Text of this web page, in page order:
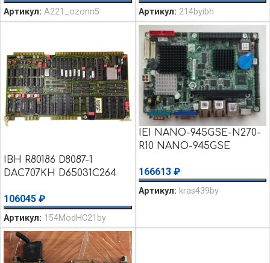
уценка
Артикул: A221_ozonn5 Артикул: 214byibh
IBH R80186 D8087-1
DAC707KH D65031C264
Плата б/у
106045 ₽
Артикул: 154ModHC21by
IEI NANO-945GSE-N270-
R10 NANO-945GSE
Промышленная плата
уценка использовалось
166613 ₽
Артикул: kras439by